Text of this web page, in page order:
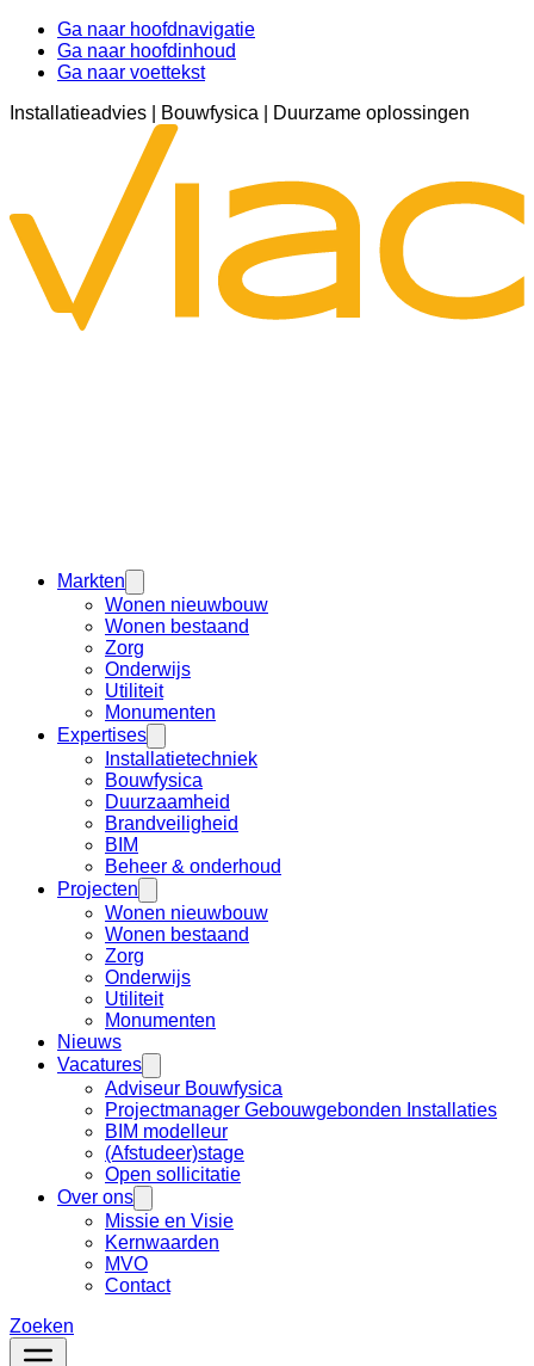
Ga naar hoofdnavigatie
Ga naar hoofdinhoud
Ga naar voettekst
Installatieadvies | Bouwfysica | Duurzame oplossingen
Markten
Wonen nieuwbouw
Wonen bestaand
Zorg
Onderwijs
Utiliteit
Monumenten
Expertises
Installatietechniek
Bouwfysica
Duurzaamheid
Brandveiligheid
BIM
Beheer & onderhoud
Projecten
Wonen nieuwbouw
Wonen bestaand
Zorg
Onderwijs
Utiliteit
Monumenten
Nieuws
Vacatures
Adviseur Bouwfysica
Projectmanager Gebouwgebonden Installaties
BIM modelleur
(Afstudeer)stage
Open sollicitatie
Over ons
Missie en Visie
Kernwaarden
MVO
Contact
Zoeken